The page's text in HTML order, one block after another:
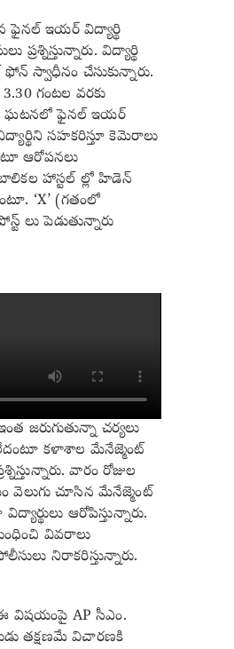
ఫైనల్ ఇయర్ విద్యార్థి
ప్రశ్నిస్తున్నారు. విద్యార్థి
స్వాధీనం చేసుకున్నారు.
గంటల వరకు
ఘటనలో ఫైనల్ ఇయర్
సహకరిస్తూ కెమెరాలు
ఆరోపనలు
హాస్టల్ ల్లో హిడెన్
‘X’ (గతంలో
లు పెడుతున్నారు
జరుగుతున్నా చర్యలు
కళాశాల మేనేజ్మెంట్
వారం రోజుల
వెలుగు చూసిన మేనేజ్మెంట్
ఆరోపిస్తున్నారు.
వివరాలు
నిరాకరిస్తున్నారు.
విషయంపై AP సీఎం.
తక్షణమే విచారణకి